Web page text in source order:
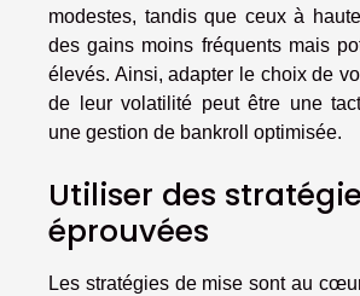
modestes, tandis que ceux à
des gains moins fréquents mais
élevés. Ainsi, adapter le choix de
de leur volatilité peut être une
une gestion de bankroll optimisée.
Utiliser des
éprouvées
Les stratégies de mise sont au